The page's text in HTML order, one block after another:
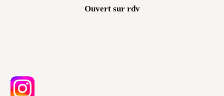
Ouvert sur rdv